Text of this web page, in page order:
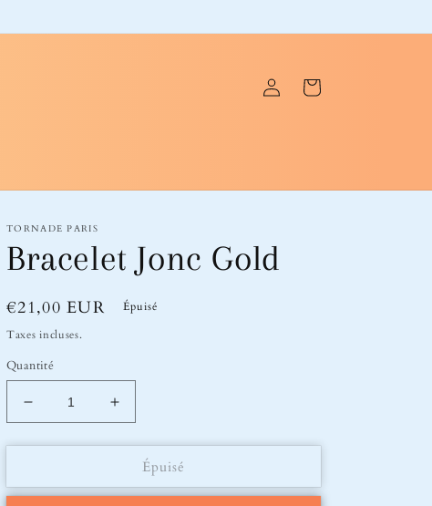
ConnexionPanier
TORNADE PARIS
Bracelet Jonc Gold
Prix
habituel
€21,00 EUR
Épuisé
Taxes incluses.
Quantité
Réduire
la
quantité
Bracelet
Augmenter
la
quantité
Bracelet
Épuisé